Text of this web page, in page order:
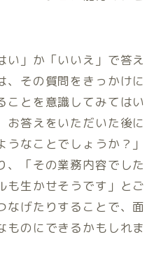
い」か「いいえ」で答え
、その質問をきっかけに
ことを意識してみてはい
お答えをいただいた後に
なことでしょうか？」
、「その業務内容でした
も生かせそうです」とご
なげたりすることで、面
ものにできるかもしれま